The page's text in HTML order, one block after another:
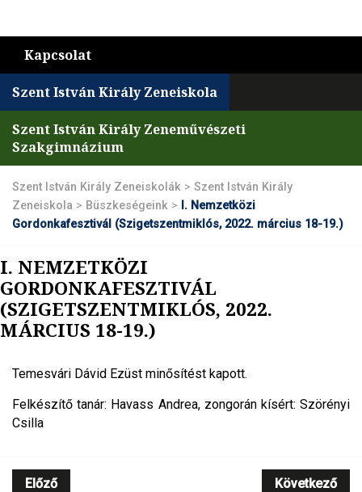
Kapcsolat
Szent István Király Zeneiskola
Szent István Király Zeneművészeti
Szakgimnázium
Szent István Király Zeneiskolák > Szent István Király
Zeneiskola > Büszkeségeink > I. Nemzetközi
Gordonkafesztivál (Szigetszentmiklós, 2022. március 18-19.)
I. NEMZETKÖZI
GORDONKAFESZTIVÁL
(SZIGETSZENTMIKLÓS, 2022.
MÁRCIUS 18-19.)
Temesvári Dávid Ezüst minősítést kapott.
Felkészítő tanár: Havass Andrea, zongorán kísért: Szörényi
Csilla
Előző Következő